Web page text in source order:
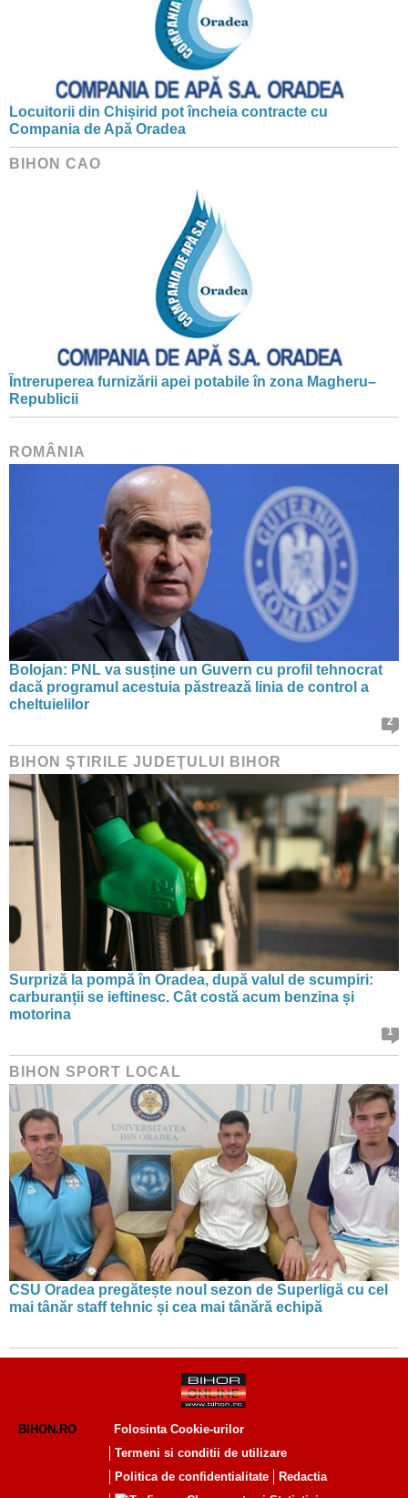
Locuitorii din Chișirid pot încheia contracte cu
Compania de Apă Oradea
BIHON CAO
Întreruperea furnizării apei potabile în zona Magheru–
Republicii
ROMÂNIA
Bolojan: PNL va susține un Guvern cu profil tehnocrat
dacă programul acestuia păstrează linia de control a
cheltuielilor
2
BIHON ŞTIRILE JUDEŢULUI BIHOR
Surpriză la pompă în Oradea, după valul de scumpiri:
carburanții se ieftinesc. Cât costă acum benzina și
motorina
1
BIHON SPORT LOCAL
CSU Oradea pregătește noul sezon de Superligă cu cel
mai tânăr staff tehnic și cea mai tânără echipă
BIHON.RO
Folosinta Cookie-urilor
Termeni si conditii de utilizare
Politica de confidentialitate
Redactia